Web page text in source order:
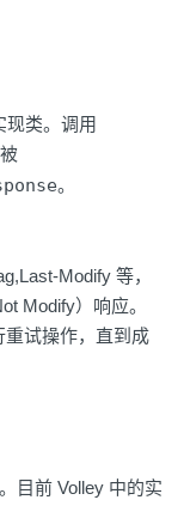
现类。调用
。
Modify 等，
Modify）响应。
重试操作，直到成
目前 Volley 中的实